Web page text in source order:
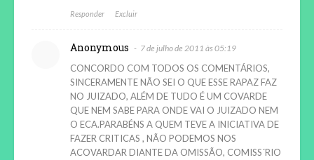
Responder Excluir
Anonymous 7 de julho de 2011 às 05:19
CONCORDO COM TODOS OS COMENTÁRIOS,
SINCERAMENTE NÃO SEI O QUE ESSE RAPAZ FAZ
NO JUIZADO, ALÉM DE TUDO É UM COVARDE
QUE NEM SABE PARA ONDE VAI O JUIZADO NEM
O ECA.PARABÉNS A QUEM TEVE A INICIATIVA DE
FAZER CRITICAS , NÃO PODEMOS NOS
ACOVARDAR DIANTE DA OMISSÃO, COMISS´RIO